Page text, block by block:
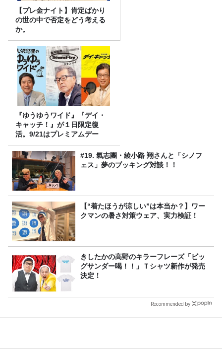
【プレ金ナイト】肯定ばかり
の世の中で否定をどう考える
か。
『ゆうゆうワイド』『デイ・
キャッチ！』が１日限定復
活。9/21はプレミアムデー
#19. 氣志團・綾小路 翔さんと「シノフ
ェス」夢のブッキング対談！！
【“着たほうが涼しい”は本当か？】ワー
クマンの暑さ対策ウェア、実力検証！
きしたかの高野のキラーフレーズ「ビッ
グサンダー喝！！」Ｔシャツ新作が発売
決定！
Recommended by